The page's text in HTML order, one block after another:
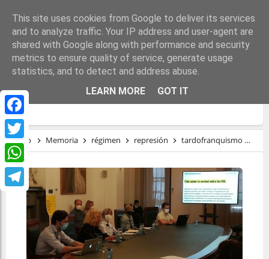
Facebook
Twitter
WhatsApp
Telegram
PILI ZABALA: “LA VERDAD JAMÁS
PRESCRIBE”
Inicio Memoria régimen represión tardofranquismo
This site uses cookies from Google to deliver its services
and to analyze traffic. Your IP address and user-agent are
shared with Google along with performance and security
metrics to ensure quality of service, generate usage
statistics, and to detect and address abuse.
LEARN MORE
GOT IT